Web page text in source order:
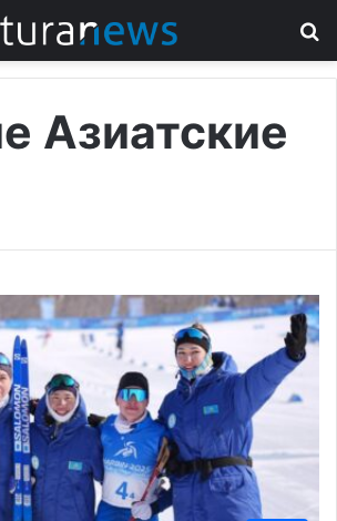
Азиатские